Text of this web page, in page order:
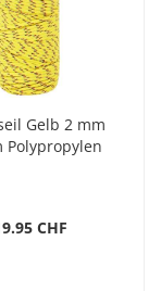
Gelb 2 mm
Polypropylen
CHF